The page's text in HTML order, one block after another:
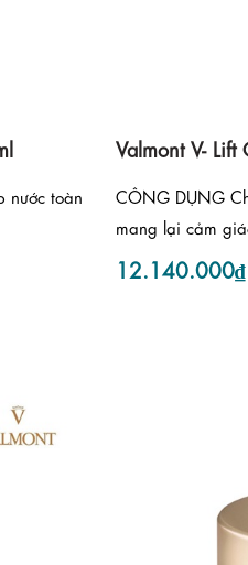
nước toàn
Valmont V-
CÔNG DỤNG
mang lại cảm
12.140.000₫